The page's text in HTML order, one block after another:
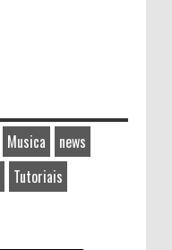
Musica
news
Tutoriais